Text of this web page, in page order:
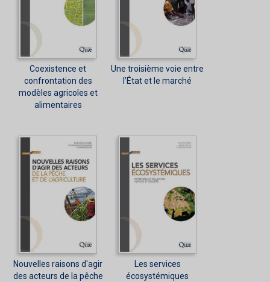
Coexistence et
confrontation des
modèles agricoles et
alimentaires
Une troisième voie entre
l’État et le marché
Nouvelles raisons d'agir
des acteurs de la pêche
Les services
écosystémiques